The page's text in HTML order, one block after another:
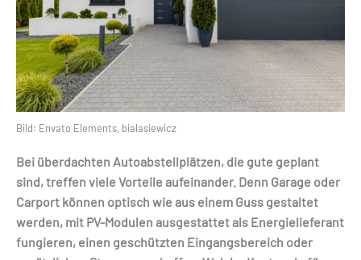
Bild: Envato Elements, bialasiewicz
Bei überdachten Autoabstellplätzen, die gute geplant
sind, treffen viele Vorteile aufeinander. Denn Garage oder
Carport können optisch wie aus einem Guss gestaltet
werden, mit PV-Modulen ausgestattet als Energielieferant
fungieren, einen geschützten Eingangsbereich oder